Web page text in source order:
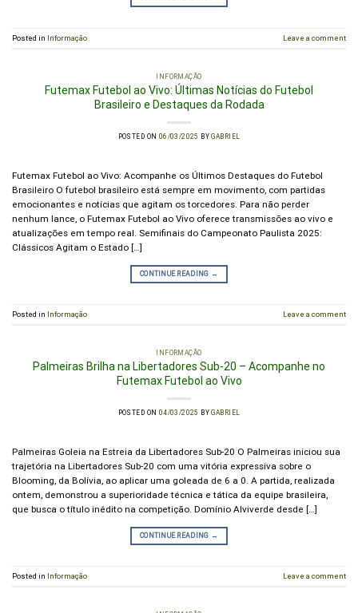
Posted in Informação Leave a comment
INFORMAÇÃO
Futemax Futebol ao Vivo: Últimas Notícias do Futebol
Brasileiro e Destaques da Rodada
POSTED ON 06/03/2025 BYGABRIEL
Futemax Futebol ao Vivo: Acompanhe os Últimos Destaques do Futebol
Brasileiro O futebol brasileiro está sempre em movimento, com partidas
emocionantes e notícias que agitam os torcedores. Para não perder
nenhum lance, o Futemax Futebol ao Vivo oferece transmissões ao vivo e
atualizações em tempo real. Semifinais do Campeonato Paulista 2025:
Clássicos Agitam o Estado […]
CONTINUE READING →
Posted in Informação Leave a comment
INFORMAÇÃO
Palmeiras Brilha na Libertadores Sub-20 – Acompanhe no
Futemax Futebol ao Vivo
POSTED ON 04/03/2025 BYGABRIEL
Palmeiras Goleia na Estreia da Libertadores Sub-20 O Palmeiras iniciou sua
trajetória na Libertadores Sub-20 com uma vitória expressiva sobre o
Blooming, da Bolívia, ao aplicar uma goleada de 6 a 0. A partida, realizada
ontem, demonstrou a superioridade técnica e tática da equipe brasileira,
que busca o título inédito na competição. Domínio Alviverde desde […]
CONTINUE READING →
Posted in Informação Leave a comment